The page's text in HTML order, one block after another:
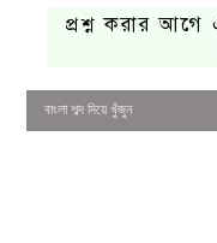
প্রশ্ন করার আগে